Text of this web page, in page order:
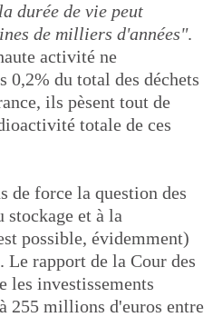
durée de vie peut
de milliers d'années".
activité ne
0,2% du total des déchets
ils pèsent tout de
totale de ces
de force la question des
stockage et à la
possible, évidemment)
Le rapport de la Cour des
les investissements
255 millions d'euros entre